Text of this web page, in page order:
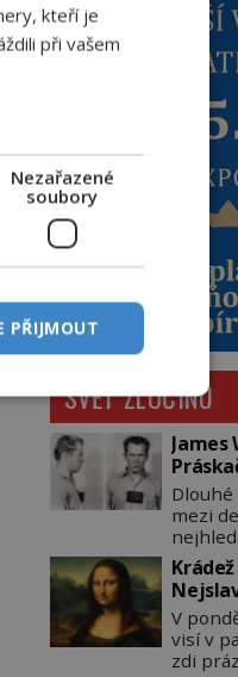
SVĚT ZLOČINU
James
Dlouhé
mezi
dvě –
James
V
visí v
zdi
kteří je
při vašem
Nezařazené
soubory
PŘIJMOUT